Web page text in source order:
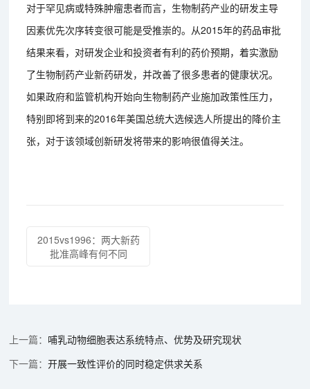
对于罕见病或特殊肿瘤患者而言，生物制药产业的研发主导
因素优先次序转变很可能是受推崇的。从2015年的药品审批
结果来看，对研发企业和投资者有利的药价预期，着实激励
了生物制药产业新药研发，并改善了很多患者的健康状况。
如果政府和监管机构开始向生物制药产业施加政策性压力，
特别即将到来的2016年美国总统大选候选人所提出的降价主
张，对于该领域创新研发将带来的影响很值得关注。
2015vs1996：两大新药
批准高峰有何不同
哺乳动物细胞表达系统特点、优势及研究现状
开展一致性评价的同时稳定供求关系